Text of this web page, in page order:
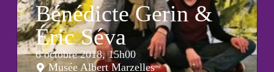
Bénédicte Gerin &
Éric Séva
6 octobre 2018, 15h00
Musée Albert Marzelles